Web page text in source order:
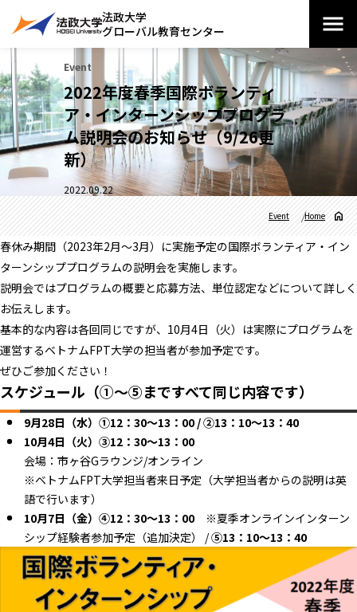
法政大学
グローバル教育センター
Event
2022年度春季国際ボランティ
ア・インターンシッププログラ
ム説明会のお知らせ（9/26更
新）
2022.09.22
Home
Event
春休み期間（2023年2月～3月）に実施予定の国際ボランティア・イン
ターンシッププログラムの説明会を実施します。
説明会ではプログラムの概要と応募方法、単位認定などについて詳しく
お伝えします。
基本的な内容は各回同じですが、10月4日（火）は実際にプログラムを
運営するベトナムFPT大学の担当者が参加予定です。
ぜひご参加ください！
スケジュール（①～⑤まですべて同じ内容です）
9月28日（水）①12：30～13：00 / ②13：10～13：40
10月4日（火）③12：30～13：00
会場：市ヶ谷Gラウンジ/オンライン
※ベトナムFPT大学担当者来日予定（大学担当者からの説明は英
語で行います）
10月7日（金）④12：30～13：00 ※夏季オンラインインターン
シップ経験者参加予定（追加決定） /⑤13：10～13：40